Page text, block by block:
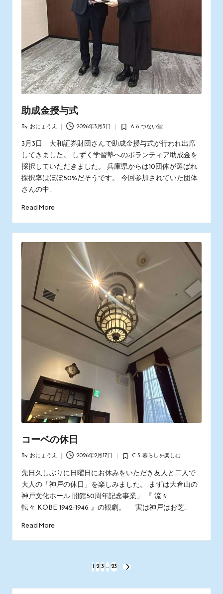
助成金授与式
Posted
by
By おにょうえ 2026年3月3日
Posted
in
A-6 つない堂
3月3日 大和証券財団さんで助成金授与式が行われ出席
してきました。 しずく学習塾へのボランティア助成金を
採択していただきました。 兵庫県からは10団体が選ばれ
採択率はほぼ50%だそうです。 今回参加されていた団体
さんの中…
Read More
コーベの休日
by
By おにょうえ 2026年2月17日
Posted
in
C-3 暮らしを楽しむ
先日久しぶりに日曜日にお休みをいただき友人と二人で
大人の「神戸の休日」を楽しみました。 まずは大倉山の
神戸文化ホール 開館50周年記念事業」 『 流々
転々 KOBE 1942-1946 』の観劇。 実は神戸はお芝…
Read More
稿
2 3 … 23
NEXT